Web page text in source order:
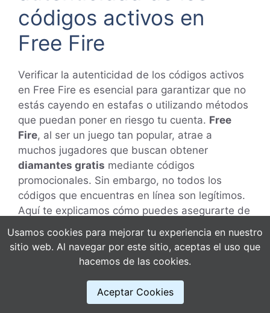
códigos activos en
Free Fire
Verificar la autenticidad de los códigos activos
en Free Fire es esencial para garantizar que no
estás cayendo en estafas o utilizando métodos
que puedan poner en riesgo tu cuenta. Free
Fire, al ser un juego tan popular, atrae a
muchos jugadores que buscan obtener
diamantes gratis mediante códigos
promocionales. Sin embargo, no todos los
códigos que encuentras en línea son legítimos.
Aquí te explicamos cómo puedes asegurarte de
Consulta fuentes oficiales
El primer paso para verificar la autenticidad de
un código es consultar las fuentes oficiales de
Usamos cookies para mejorar tu experiencia en nuestro
sitio web. Al navegar por este sitio, aceptas el uso que
hacemos de las cookies.
Aceptar Cookies